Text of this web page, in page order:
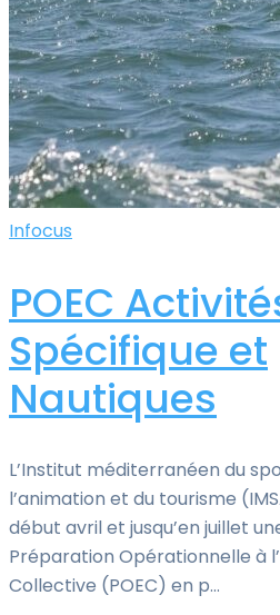
Infocus
POEC
Spécifique et
Nautiques
L’Institut méditerranéen du
l’animation et du tourisme
début avril et jusqu’en juillet
Préparation Opérationnelle à
Collective (POEC) en p...